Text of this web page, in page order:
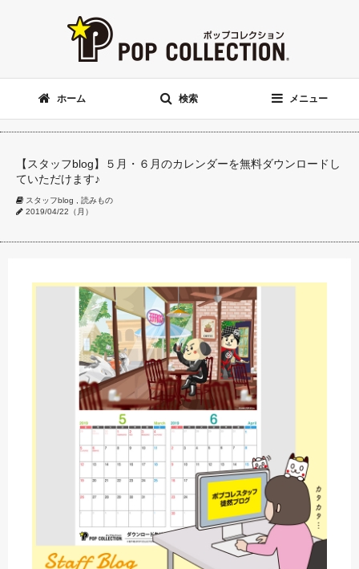
ホーム 検索 メニュー
【スタッフblog】５月・６月のカレンダーを無料ダウンロードし
ていただけます♪
スタッフblog
読みもの
2019/04/22（月）